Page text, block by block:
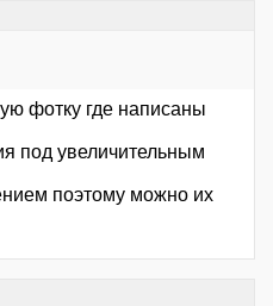
фотку где написаны
под увеличительным
поэтому можно их